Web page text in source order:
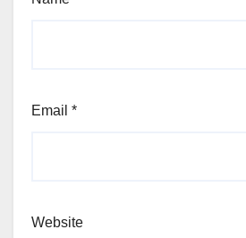
Email *
Website